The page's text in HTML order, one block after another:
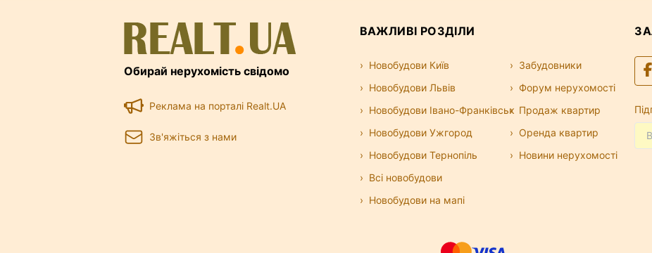
Обирай нерухомість свідомо
Реклама на порталі Realt.UA
Зв'яжіться з нами
ВАЖЛИВІ РОЗДІЛИ
Новобудови Київ
Новобудови Львів
Новобудови Івано-Франківськ
Новобудови Ужгород
Новобудови Тернопіль
Всі новобудови
Новобудови на мапі
Забудовники
Форум нерухомості
Продаж квартир
Оренда квартир
Новини нерухомості